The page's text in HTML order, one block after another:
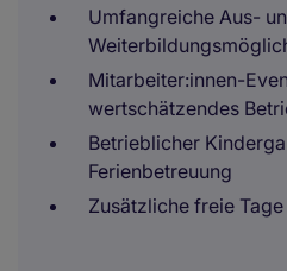
Umfangreiche Aus-
Mitarbeiter:innen-
wertschätzendes
Betrieblicher
Ferienbetreuung
Zusätzliche freie Tage